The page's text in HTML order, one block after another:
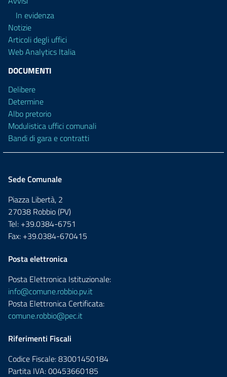
In evidenza
Notizie
Articoli degli uffici
Web Analytics Italia
DOCUMENTI
Delibere
Determine
Albo pretorio
Modulistica uffici comunali
Bandi di gara e contratti
Sede Comunale
Piazza Libertà, 2
27038 Robbio (PV)
Tel: +39.0384-6751
Fax: +39.0384-670415
Posta elettronica
Posta Elettronica Istituzionale:
info@comune.robbio.pv.it
Posta Elettronica Certificata:
comune.robbio@pec.it
Riferimenti Fiscali
Codice Fiscale: 83001450184
Partita IVA: 00453660185